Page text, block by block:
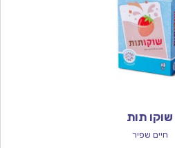
שוקו תות
חיים שפיר